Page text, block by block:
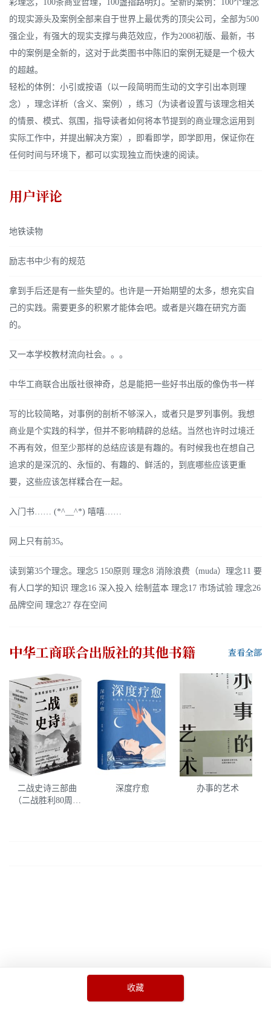
彩理念，100条商业哲理，100盏指路明灯。全新的案例：100个理念
的现实源头及案例全部来自于世界上最优秀的顶尖公司，全部为500
强企业，有强大的现实支撑与典范效应，作为2008初版、最新，书
中的案例是全新的，这对于此类图书中陈旧的案例无疑是一个极大
的超越。
轻松的体例：小引或按语（以一段简明而生动的文字引出本则理
念），理念详析（含义、案例），练习（为读者设置与该理念相关
的情景、模式、氛围，指导读者如何将本节提到的商业理念运用到
实际工作中，并提出解决方案），即看即学，即学即用，保证你在
任何时间与环境下，都可以实现独立而快速的阅读。
用户评论
地铁读物
励志书中少有的规范
拿到手后还是有一些失望的。也许是一开始期望的太多，想充实自
己的实践。需要更多的积累才能体会吧。或者是兴趣在研究方面
的。
又一本学校教材流向社会。。。
中华工商联合出版社很神奇，总是能把一些好书出版的像伪书一样
写的比较简略，对事例的剖析不够深入，或者只是罗列事例。我想
商业是个实践的科学，但并不影响精辟的总结。当然也许时过境迁
不再有效，但至少那样的总结应该是有趣的。有时候我也在想自己
追求的是深沉的、永恒的、有趣的、鲜活的，到底哪些应该更重
要，这些应该怎样糅合在一起。
入门书…… (*^__^*) 嘻嘻……
网上只有前35。
读到第35个理念。理念5 150原则 理念8 消除浪费（muda）理念11 要
有人口学的知识 理念16 深入投入 绘制蓝本 理念17 市场试验 理念26
品牌空间 理念27 存在空间
中华工商联合出版社的其他书籍 查看全部
二战史诗三部曲
（二战胜利80周年
深度疗愈 办事的艺术
收藏